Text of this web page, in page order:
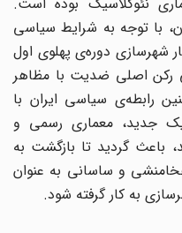
با توجه به شرایط سیاسی
شهرسازی دوره‌ی پهلوی اول
رکن اصلی ضدیت با مظاهر
سیاسی ایران با
جدید، معماری رسمی و
باعث گردید تا بازگشت به
و ساسانی به عنوان
به کار گرفته شود.